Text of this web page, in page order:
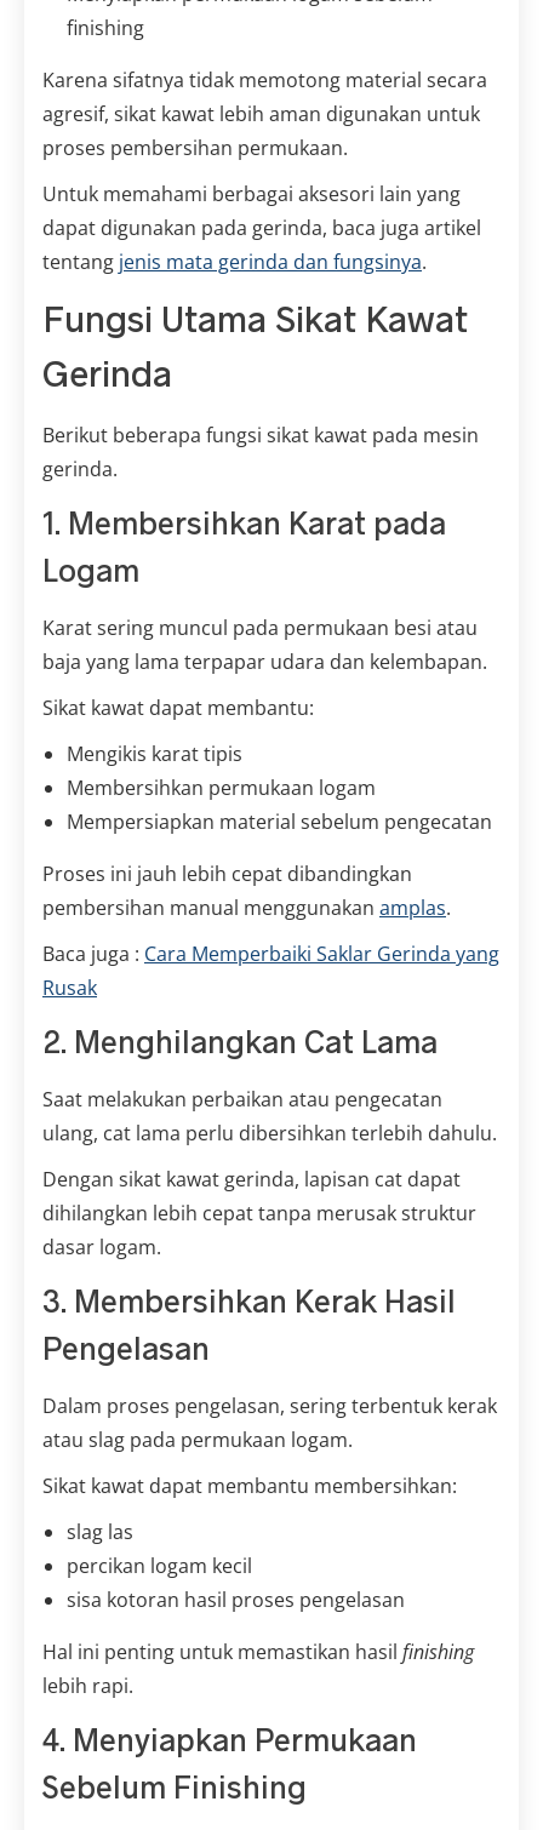
finishing
Karena sifatnya tidak memotong material secara
agresif, sikat kawat lebih aman digunakan untuk
proses pembersihan permukaan.
Untuk memahami berbagai aksesori lain yang
dapat digunakan pada gerinda, baca juga artikel
tentang jenis mata gerinda dan fungsinya.
Fungsi Utama Sikat Kawat
Gerinda
Berikut beberapa fungsi sikat kawat pada mesin
gerinda.
1. Membersihkan Karat pada
Logam
Karat sering muncul pada permukaan besi atau
baja yang lama terpapar udara dan kelembapan.
Sikat kawat dapat membantu:
Mengikis karat tipis
Membersihkan permukaan logam
Mempersiapkan material sebelum pengecatan
Proses ini jauh lebih cepat dibandingkan
pembersihan manual menggunakan amplas.
Baca juga : Cara Memperbaiki Saklar Gerinda yang
Rusak
2. Menghilangkan Cat Lama
Saat melakukan perbaikan atau pengecatan
ulang, cat lama perlu dibersihkan terlebih dahulu.
Dengan sikat kawat gerinda, lapisan cat dapat
dihilangkan lebih cepat tanpa merusak struktur
dasar logam.
3. Membersihkan Kerak Hasil
Pengelasan
Dalam proses pengelasan, sering terbentuk kerak
atau slag pada permukaan logam.
Sikat kawat dapat membantu membersihkan:
slag las
percikan logam kecil
sisa kotoran hasil proses pengelasan
Hal ini penting untuk memastikan hasil finishing
lebih rapi.
4. Menyiapkan Permukaan
Sebelum Finishing